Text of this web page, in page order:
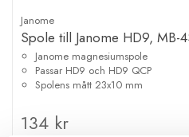
Janome
Spole till Janome HD9, MB-
Janome magnesiumspole
Passar HD9 och HD9 QCP
Spolens mått 23x10 mm
134 kr